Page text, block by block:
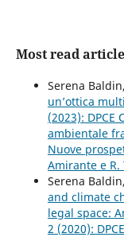
Most read
Serena Baldin,
un’ottica
(2023):
ambientale
Nuove
Amirante e R.
Serena Baldin,
and climate
legal space:
2 (2020):